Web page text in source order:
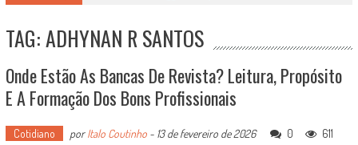
TAG: ADHYNAN R SANTOS
Onde Estão As Bancas De Revista? Leitura, Propósito
E A Formação Dos Bons Profissionais
Cotidiano porItalo Coutinho- 13 de fevereiro de 2026 0 611